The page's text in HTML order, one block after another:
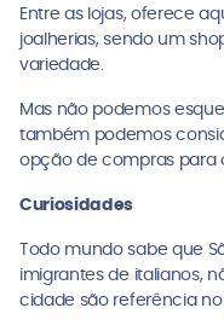
Entre as lojas, oferece
joalherias, sendo um
variedade.
Mas não podemos
também podemos
opção de compras para
Curiosidades
Todo mundo sabe que
imigrantes de italianos,
cidade são referência